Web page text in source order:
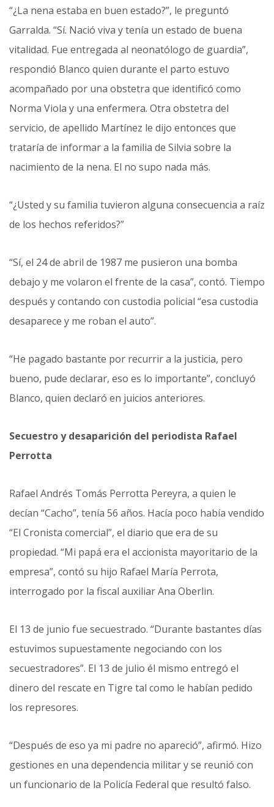
“¿La nena estaba en buen estado?”, le preguntó
Garralda. “Sí. Nació viva y tenía un estado de buena
vitalidad. Fue entregada al neonatólogo de guardia”,
respondió Blanco quien durante el parto estuvo
acompañado por una obstetra que identificó como
Norma Viola y una enfermera. Otra obstetra del
servicio, de apellido Martínez le dijo entonces que
trataría de informar a la familia de Silvia sobre la
nacimiento de la nena. El no supo nada más.
“¿Usted y su familia tuvieron alguna consecuencia a raíz
de los hechos referidos?”
“Sí, el 24 de abril de 1987 me pusieron una bomba
debajo y me volaron el frente de la casa”, contó. Tiempo
después y contando con custodia policial “esa custodia
desaparece y me roban el auto”.
“He pagado bastante por recurrir a la justicia, pero
bueno, pude declarar, eso es lo importante”, concluyó
Blanco, quien declaró en juicios anteriores.
Secuestro y desaparición del periodista Rafael
Perrotta
Rafael Andrés Tomás Perrotta Pereyra, a quien le
decían “Cacho”, tenía 56 años. Hacía poco había vendido
“El Cronista comercial”, el diario que era de su
propiedad. “Mi papá era el accionista mayoritario de la
empresa”, contó su hijo Rafael María Perrota,
interrogado por la fiscal auxiliar Ana Oberlin.
El 13 de junio fue secuestrado. “Durante bastantes días
estuvimos supuestamente negociando con los
secuestradores”. El 13 de julio él mismo entregó el
dinero del rescate en Tigre tal como le habían pedido
los represores.
“Después de eso ya mi padre no apareció”, afirmó. Hizo
gestiones en una dependencia militar y se reunió con
un funcionario de la Policía Federal que resultó falso.